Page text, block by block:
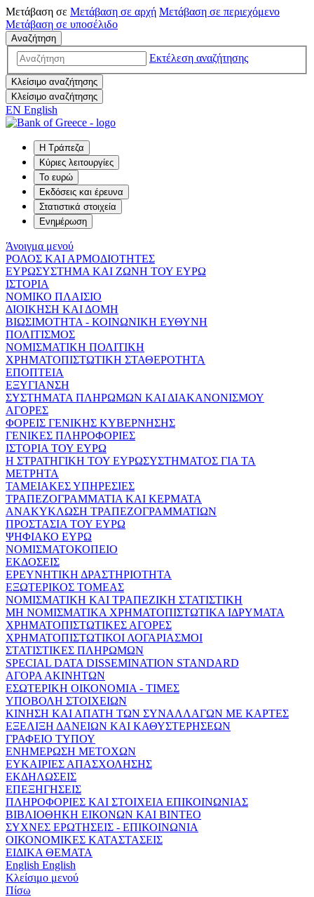
Μετάβαση σε Μετάβαση σε αρχή Μετάβαση σε περιεχόμενο
Μετάβαση σε υποσέλιδο
Αναζήτηση
Εκτέλεση αναζήτησης
Κλείσιμο αναζήτησης
Κλείσιμο αναζήτησης
EN English
Η Τράπεζα
Κύριες λειτουργίες
Το ευρώ
Εκδόσεις και έρευνα
Στατιστικά στοιχεία
Ενημέρωση
Άνοιγμα μενού
ΡΟΛΟΣ ΚΑΙ ΑΡΜΟΔΙΟΤΗΤΕΣ
ΕΥΡΩΣΥΣΤΗΜΑ ΚΑΙ ΖΩΝΗ ΤΟΥ ΕΥΡΩ
ΙΣΤΟΡΙΑ
ΝΟΜΙΚΟ ΠΛΑΙΣΙΟ
ΔΙΟΙΚΗΣΗ ΚΑΙ ΔΟΜΗ
ΒΙΩΣΙΜΟΤΗΤΑ - ΚΟΙΝΩΝΙΚΗ ΕΥΘΥΝΗ
ΠΟΛΙΤΙΣΜΟΣ
ΝΟΜΙΣΜΑΤΙΚΗ ΠΟΛΙΤΙΚΗ
ΧΡΗΜΑΤΟΠΙΣΤΩΤΙΚΗ ΣΤΑΘΕΡΟΤΗΤΑ
ΕΠΟΠΤΕΙΑ
ΕΞΥΓΙΑΝΣΗ
ΣΥΣΤΗΜΑΤΑ ΠΛΗΡΩΜΩΝ ΚΑΙ ΔΙΑΚΑΝΟΝΙΣΜΟΥ
ΑΓΟΡΕΣ
ΦΟΡΕΙΣ ΓΕΝΙΚΗΣ ΚΥΒΕΡΝΗΣΗΣ
ΓΕΝΙΚΕΣ ΠΛΗΡΟΦΟΡΙΕΣ
ΙΣΤΟΡΙΑ ΤΟΥ ΕΥΡΩ
Η ΣΤΡΑΤΗΓΙΚΗ ΤΟΥ ΕΥΡΩΣΥΣΤΗΜΑΤΟΣ ΓΙΑ ΤΑ
ΜΕΤΡΗΤΑ
ΤΑΜΕΙΑΚΕΣ ΥΠΗΡΕΣΙΕΣ
ΤΡΑΠΕΖΟΓΡΑΜΜΑΤΙΑ ΚΑΙ ΚΕΡΜΑΤΑ
ΑΝΑΚΥΚΛΩΣΗ ΤΡΑΠΕΖΟΓΡΑΜΜΑΤΙΩΝ
ΠΡΟΣΤΑΣΙΑ ΤΟΥ ΕΥΡΩ
ΨΗΦΙΑΚΟ ΕΥΡΩ
ΝΟΜΙΣΜΑΤΟΚΟΠΕΙΟ
ΕΚΔΟΣΕΙΣ
ΕΡΕΥΝΗΤΙΚΗ ΔΡΑΣΤΗΡΙΟΤΗΤΑ
ΕΞΩΤΕΡΙΚΟΣ ΤΟΜΕΑΣ
ΝΟΜΙΣΜΑΤΙΚΗ ΚΑΙ ΤΡΑΠΕΖΙΚΗ ΣΤΑΤΙΣΤΙΚΗ
ΜΗ ΝΟΜΙΣΜΑΤΙΚΑ ΧΡΗΜΑΤΟΠΙΣΤΩΤΙΚΑ ΙΔΡΥΜΑΤΑ
ΧΡΗΜΑΤΟΠΙΣΤΩΤΙΚΕΣ ΑΓΟΡΕΣ
ΧΡΗΜΑΤΟΠΙΣΤΩΤΙΚΟΙ ΛΟΓΑΡΙΑΣΜΟΙ
ΣΤΑΤΙΣΤΙΚΕΣ ΠΛΗΡΩΜΩΝ
SPECIAL DATA DISSEMINATION STANDARD
ΑΓΟΡΑ ΑΚΙΝΗΤΩΝ
ΕΣΩΤΕΡΙΚΗ ΟΙΚΟΝΟΜΙΑ - ΤΙΜΕΣ
ΥΠΟΒΟΛΗ ΣΤΟΙΧΕΙΩΝ
ΚΙΝΗΣΗ ΚΑΙ ΑΠΑΤΗ ΤΩΝ ΣΥΝΑΛΛΑΓΩΝ ΜΕ ΚΑΡΤΕΣ
ΕΞΕΛΙΞΗ ΔΑΝΕΙΩΝ ΚΑΙ ΚΑΘΥΣΤΕΡΗΣΕΩΝ
ΓΡΑΦΕΙΟ ΤΥΠΟΥ
ΕΝΗΜΕΡΩΣΗ ΜΕΤΟΧΩΝ
ΕΥΚΑΙΡΙΕΣ ΑΠΑΣΧΟΛΗΣΗΣ
ΕΚΔΗΛΩΣΕΙΣ
ΕΠΕΞΗΓΗΣΕΙΣ
ΠΛΗΡΟΦΟΡΙΕΣ ΚΑΙ ΣΤΟΙΧΕΙΑ ΕΠΙΚΟΙΝΩΝΙΑΣ
ΒΙΒΛΙΟΘΗΚΗ ΕΙΚΟΝΩΝ ΚΑΙ ΒΙΝΤΕΟ
ΣΥΧΝΕΣ ΕΡΩΤΗΣΕΙΣ - ΕΠΙΚΟΙΝΩΝΙΑ
ΟΙΚΟΝΟΜΙΚΕΣ ΚΑΤΑΣΤΑΣΕΙΣ
ΕΙΔΙΚΑ ΘΕΜΑΤΑ
English English
Κλείσιμο μενού
Πίσω